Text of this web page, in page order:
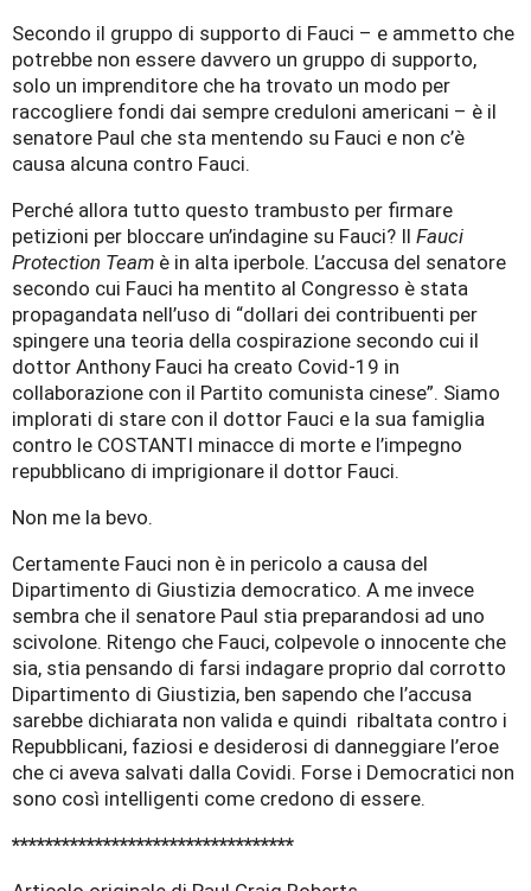
Secondo il gruppo di supporto di Fauci – e ammetto che
potrebbe non essere davvero un gruppo di supporto,
solo un imprenditore che ha trovato un modo per
raccogliere fondi dai sempre creduloni americani – è il
senatore Paul che sta mentendo su Fauci e non c’è
causa alcuna contro Fauci.
Perché allora tutto questo trambusto per firmare
petizioni per bloccare un’indagine su Fauci? Il Fauci
Protection Team è in alta iperbole. L’accusa del senatore
secondo cui Fauci ha mentito al Congresso è stata
propagandata nell’uso di “dollari dei contribuenti per
spingere una teoria della cospirazione secondo cui il
dottor Anthony Fauci ha creato Covid-19 in
collaborazione con il Partito comunista cinese”. Siamo
implorati di stare con il dottor Fauci e la sua famiglia
contro le COSTANTI minacce di morte e l’impegno
repubblicano di imprigionare il dottor Fauci.
Non me la bevo.
Certamente Fauci non è in pericolo a causa del
Dipartimento di Giustizia democratico. A me invece
sembra che il senatore Paul stia preparandosi ad uno
scivolone. Ritengo che Fauci, colpevole o innocente che
sia, stia pensando di farsi indagare proprio dal corrotto
Dipartimento di Giustizia, ben sapendo che l’accusa
sarebbe dichiarata non valida e quindi ribaltata contro i
Repubblicani, faziosi e desiderosi di danneggiare l’eroe
che ci aveva salvati dalla Covidi. Forse i Democratici non
sono così intelligenti come credono di essere.
**********************************